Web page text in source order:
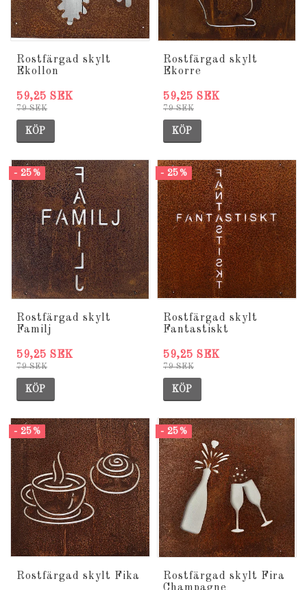
Rostfärgad skylt
Ekollon
79 SEK
59,25 SEK
KÖP
Rostfärgad skylt
Ekorre
79 SEK
59,25 SEK
KÖP
- 25%
Rostfärgad skylt
Familj
79 SEK
59,25 SEK
KÖP
- 25%
Rostfärgad skylt
Fantastiskt
79 SEK
59,25 SEK
KÖP
- 25%
Rostfärgad skylt Fika
- 25%
Rostfärgad skylt Fira
Champagne